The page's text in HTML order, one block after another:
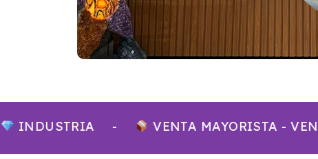
- VENTA MAYORISTA - VENTA